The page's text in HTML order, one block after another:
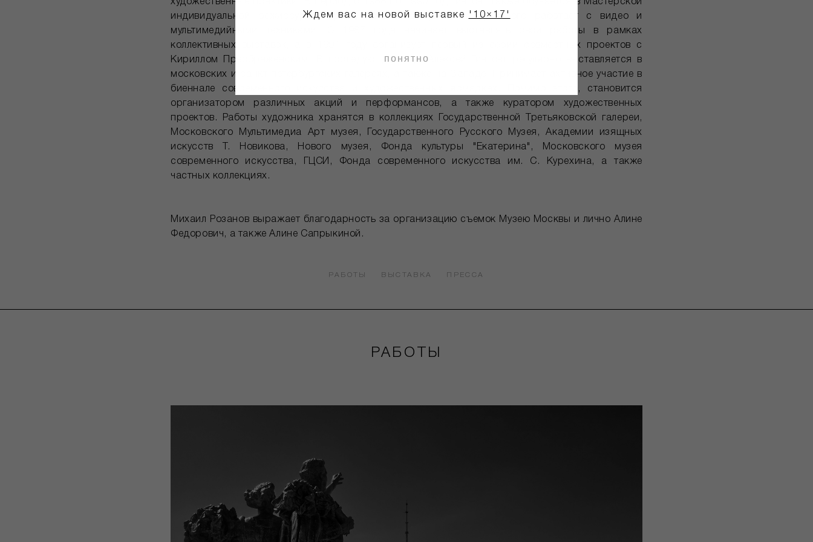
художественные практики. В период с 1988 по 1990 год Гинтовт также обучается в Мастерской
индивидуальной режиссуры Бориса Юхананова (МИР-1), где много работает с видео и
мультимедийными техниками. С 1987 года начинает выставлять свои работы в рамках
коллективных выставок, а в 1991 году организует первый из серии совместных проектов с
Кириллом Преображенским. В последующие годы Алексей Гинтовт регулярно выставляется в
московских и санкт-петербургских галереях, а также на Западе. Принимает активное участие в
биеннале современного искусства и художественных ярмарках. Помимо этого, становится
организатором различных акций и перформансов, а также куратором художественных
проектов. Работы художника хранятся в коллекциях Государственной Третьяковской галереи,
Московского Мультимедиа Арт музея, Государственного Русского Музея, Академии изящных
искусств Т. Новикова, Нового музея, Фонда культуры "Екатерина", Московского музея
современного искусства, ГЦСИ, Фонда современного искусства им. С. Курехина, а также
частных коллекциях.
Михаил Розанов выражает благодарность за организацию съемок Музею Москвы и лично Алине
Федорович, а также Алине Сапрыкиной.
РАБОТЫ ВЫСТАВКА ПРЕССА
РАБОТЫ
Ждем вас на новой выставке '10×17'
понятно